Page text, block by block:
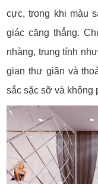
cực, trong khi màu
giác căng thẳng.
nhàng, trung tính
gian thư giãn và
sắc sặc sỡ và không